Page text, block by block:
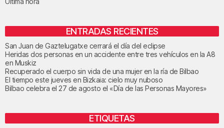
ENTRADAS RECIENTES
San Juan de Gaztelugatxe cerrará el día del eclipse
Heridas dos personas en un accidente entre tres vehículos en la A8
en Muskiz
Recuperado el cuerpo sin vida de una mujer en la ría de Bilbao
El tiempo este jueves en Bizkaia: cielo muy nuboso
Bilbao celebra el 27 de agosto el «Día de las Personas Mayores»
ETIQUETAS